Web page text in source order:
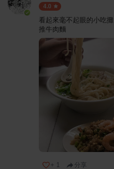
4.0
看起來毫不起眼的小吃
推牛肉麵
+ 1 分享